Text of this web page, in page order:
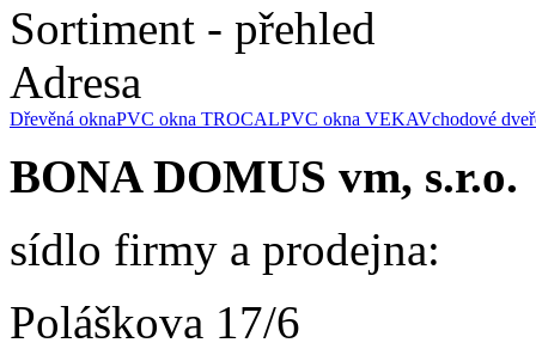
Sortiment - přehled
Adresa
Dřevěná oknaPVC okna TROCALPVC okna VEKAVchodové
BONA DOMUS vm, s.r.o.
sídlo firmy a prodejna:
Poláškova 17/6